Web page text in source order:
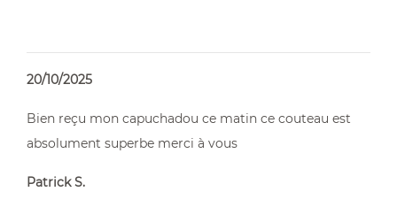
À partir de 204,00 €
20/10/2025
‌Bien reçu mon capuchadou ce matin ce couteau est
absolument superbe merci à vous
Patrick S.